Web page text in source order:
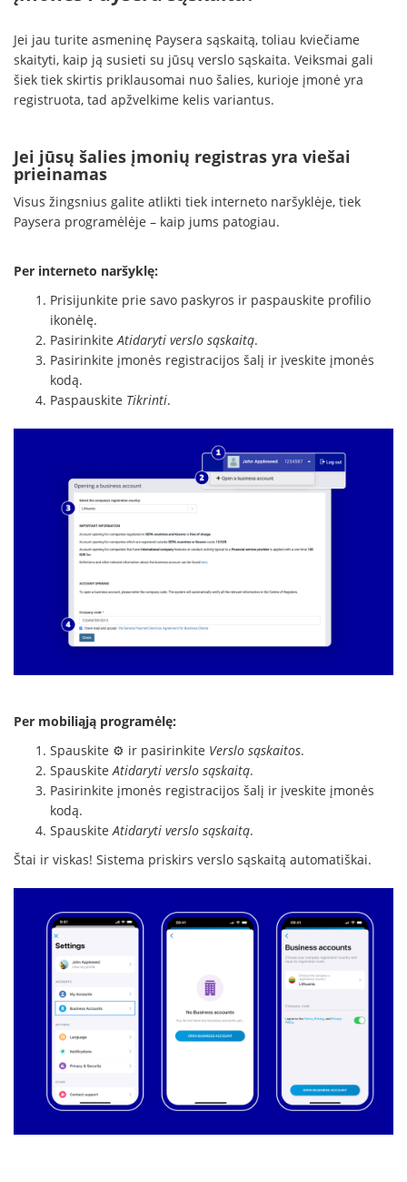
Jei jau turite asmeninę Paysera sąskaitą, toliau kviečiame
skaityti, kaip ją susieti su jūsų verslo sąskaita. Veiksmai gali
šiek tiek skirtis priklausomai nuo šalies, kurioje įmonė yra
registruota, tad apžvelkime kelis variantus.
Jei jūsų šalies įmonių registras yra viešai
prieinamas
Visus žingsnius galite atlikti tiek interneto naršyklėje, tiek
Paysera programėlėje – kaip jums patogiau.
Per interneto naršyklę:
Prisijunkite prie savo paskyros ir paspauskite profilio
ikonėlę.
PasirinkiteAtidaryti verslo sąskaitą.
Pasirinkite įmonės registracijos šalį ir įveskite įmonės
kodą.
Paspauskite Tikrinti.
Per mobiliąją programėlę:
Spauskite ⚙️ ir pasirinkite Verslo sąskaitos.
SpauskiteAtidaryti verslo sąskaitą.
Pasirinkite įmonės registracijos šalį ir įveskite įmonės
kodą.
SpauskiteAtidaryti verslo sąskaitą.
Štai ir viskas! Sistema priskirs verslo sąskaitą automatiškai.